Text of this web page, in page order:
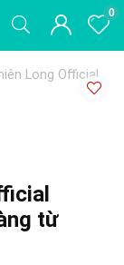
0
Long Official
từ